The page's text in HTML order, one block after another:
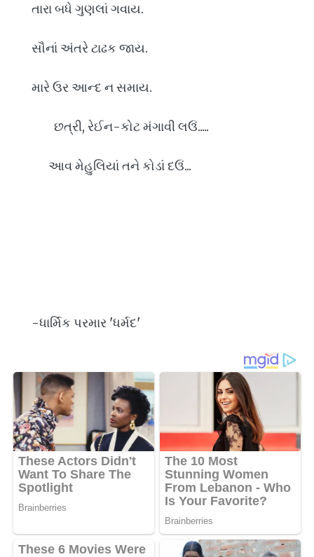
તારા બધે ગુણલાં ગવાય.
સૌનાં અંતરે ટાઢક જાય.
મારે ઉર આન્દ ન સમાય.
છત્રી, રેઈન-કોટ મંગાવી લઉં.....
આવ મેહુલિયાં તને કોડાં દઉં...
-ધાર્મિક પરમાર 'ધર્મદ'